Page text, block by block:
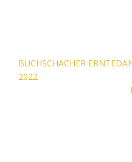
Beitragsnavigation
BUCHSCHACHER
2022